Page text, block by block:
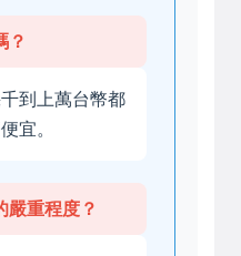
？
到上萬台幣都
宜。
嚴重程度？